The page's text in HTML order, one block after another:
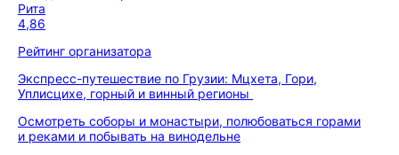
Рита
4,86
Рейтинг организатора
Экспресс-путешествие по Грузии: Мцхета, Гори,
Уплисцихе, горный и винный регионы
Осмотреть соборы и монастыри, полюбоваться горами
и реками и побывать на винодельне